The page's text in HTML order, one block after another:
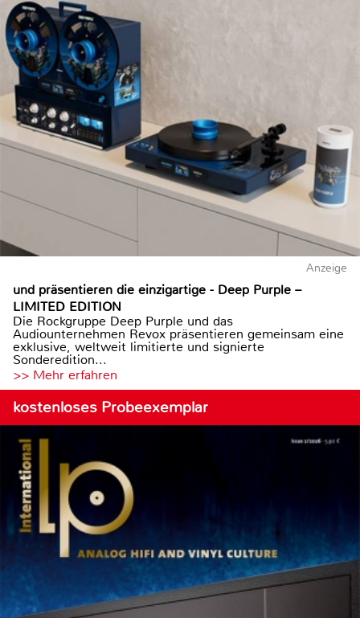
Anzeige
und präsentieren die einzigartige - Deep Purple –
LIMITED EDITION
Die Rockgruppe Deep Purple und das
Audiounternehmen Revox präsentieren gemeinsam eine
exklusive, weltweit limitierte und signierte
Sonderedition...
>> Mehr erfahren
kostenloses Probeexemplar